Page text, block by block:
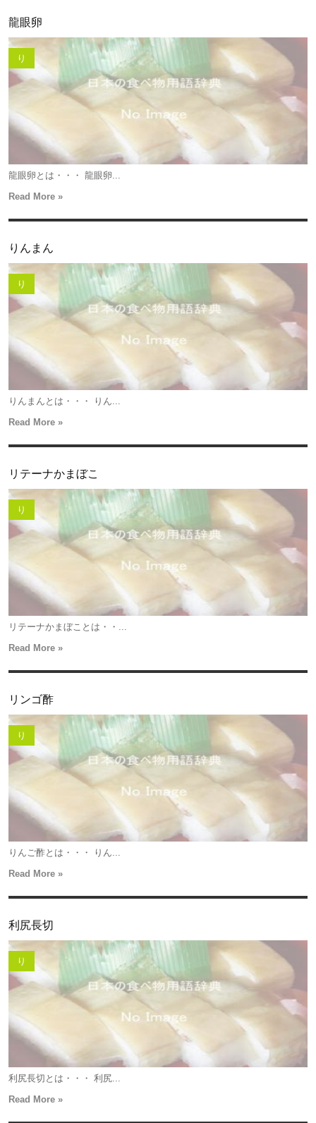
龍眼卵
り
龍眼卵とは・・・ 龍眼卵...
Read More »
りんまん
り
りんまんとは・・・ りん...
Read More »
リテーナかまぼこ
り
リテーナかまぼことは・・...
Read More »
リンゴ酢
り
りんご酢とは・・・ りん...
Read More »
利尻長切
り
利尻長切とは・・・ 利尻...
Read More »